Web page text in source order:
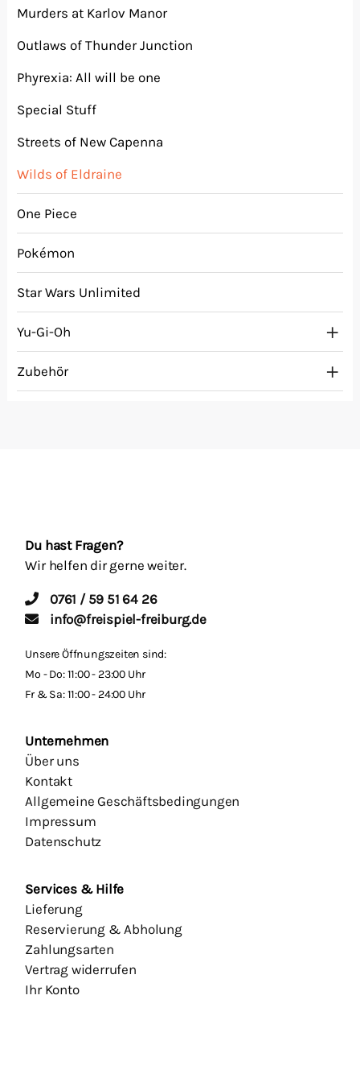
Murders at Karlov Manor
Outlaws of Thunder Junction
Phyrexia: All will be one
Special Stuff
Streets of New Capenna
Wilds of Eldraine
One Piece
Pokémon
Star Wars Unlimited
Yu-Gi-Oh
Zubehör
Du hast Fragen?
Wir helfen dir gerne weiter.
0761 / 59 51 64 26
info@freispiel-freiburg.de
Unsere Öffnungszeiten sind:
Mo - Do: 11:00 - 23:00 Uhr
Fr & Sa: 11:00 - 24:00 Uhr
Unternehmen
Über uns
Kontakt
Allgemeine Geschäftsbedingungen
Impressum
Datenschutz
Services & Hilfe
Lieferung
Reservierung & Abholung
Zahlungsarten
Vertrag widerrufen
Ihr Konto